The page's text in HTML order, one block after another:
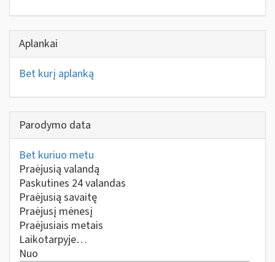
Aplankai
Bet kurį aplanką
Parodymo data
Bet kuriuo metu
Praėjusią valandą
Paskutines 24 valandas
Praėjusią savaitę
Praėjusį mėnesį
Praėjusiais metais
Laikotarpyje…
Nuo